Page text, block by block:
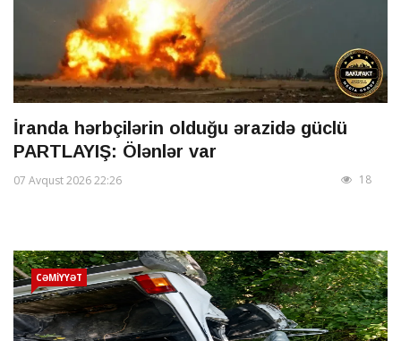
İranda hərbçilərin olduğu ərazidə güclü
PARTLAYIŞ: Ölənlər var
07 Avqust 2026 22:26 18
CƏMİYYƏT